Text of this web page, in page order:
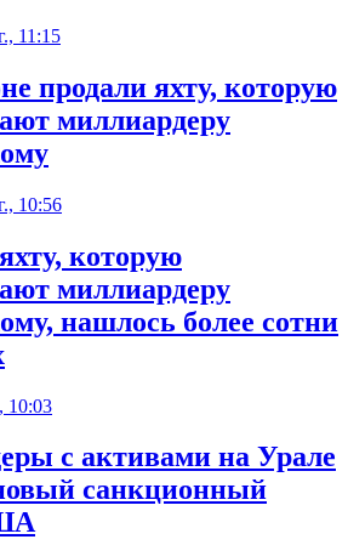
11:15
продали яхту, которую
миллиардеру
10:56
которую
миллиардеру
нашлось более сотни
10:03
с активами на Урале
санкционный